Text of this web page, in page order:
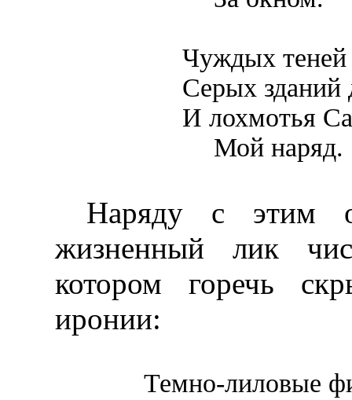
Чуждых
Серых зданий
И лохмотья
Мой наряд.
Наряду с этим
жизненный лик
котором горечь
иронии:
Темно-лиловые